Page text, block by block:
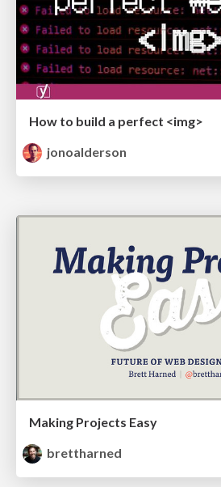
How to build a perfect <img>
jonoalderson
Making Projects Easy
brettharned